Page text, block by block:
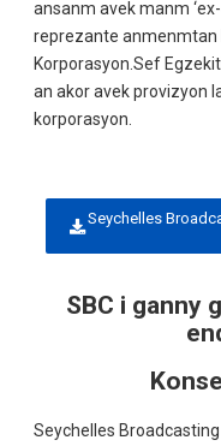
ansanm avek manm
reprezante anmenmtan
Korporasyon.Sef
an akor avek provizyon
korporasyon.
Seychelles
SBC i ganny
Seychelles